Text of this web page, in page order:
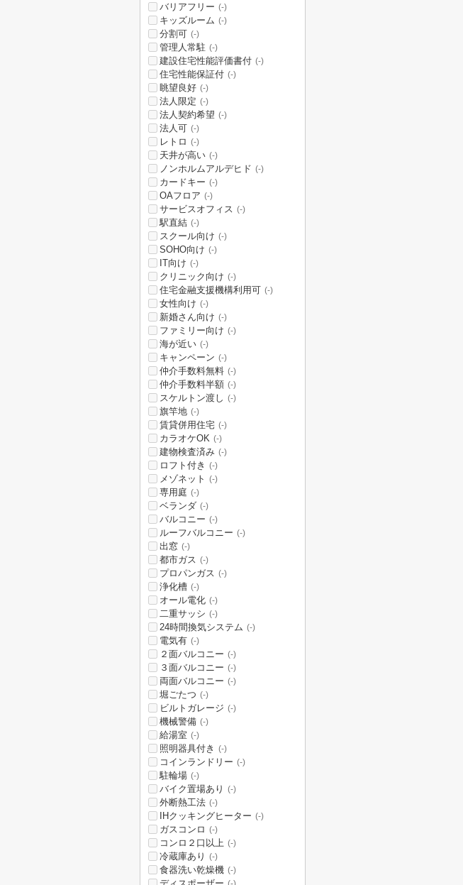
バリアフリー (-)
キッズルーム (-)
分割可 (-)
管理人常駐 (-)
建設住宅性能評価書付 (-)
住宅性能保証付 (-)
眺望良好 (-)
法人限定 (-)
法人契約希望 (-)
法人可 (-)
レトロ (-)
天井が高い (-)
ノンホルムアルデヒド (-)
カードキー (-)
OAフロア (-)
サービスオフィス (-)
駅直結 (-)
スクール向け (-)
SOHO向け (-)
IT向け (-)
クリニック向け (-)
住宅金融支援機構利用可 (-)
女性向け (-)
新婚さん向け (-)
ファミリー向け (-)
海が近い (-)
キャンペーン (-)
仲介手数料無料 (-)
仲介手数料半額 (-)
スケルトン渡し (-)
旗竿地 (-)
賃貸併用住宅 (-)
カラオケOK (-)
建物検査済み (-)
ロフト付き (-)
メゾネット (-)
専用庭 (-)
ベランダ (-)
バルコニー (-)
ルーフバルコニー (-)
出窓 (-)
都市ガス (-)
プロパンガス (-)
浄化槽 (-)
オール電化 (-)
二重サッシ (-)
24時間換気システム (-)
電気有 (-)
２面バルコニー (-)
３面バルコニー (-)
両面バルコニー (-)
堀ごたつ (-)
ビルトガレージ (-)
機械警備 (-)
給湯室 (-)
照明器具付き (-)
コインランドリー (-)
駐輪場 (-)
バイク置場あり (-)
外断熱工法 (-)
IHクッキングヒーター (-)
ガスコンロ (-)
コンロ２口以上 (-)
冷蔵庫あり (-)
食器洗い乾燥機 (-)